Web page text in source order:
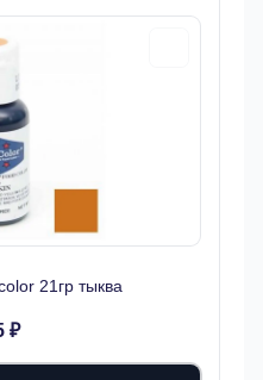
21гр тыква
₽